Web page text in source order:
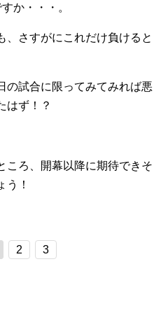
か・・・。
、さすがにこれだけ負けると
の試合に限ってみてみれば悪
はず！？
ころ、開幕以降に期待できそ
う！
2 3